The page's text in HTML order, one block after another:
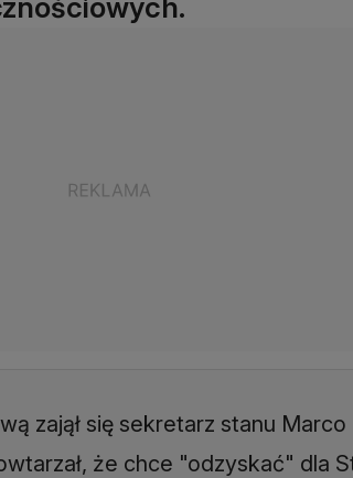
zajął się sekretarz stanu Marco
że chce "odzyskać" dla